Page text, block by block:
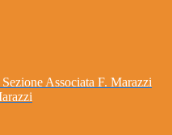
Associata F. Marazzi